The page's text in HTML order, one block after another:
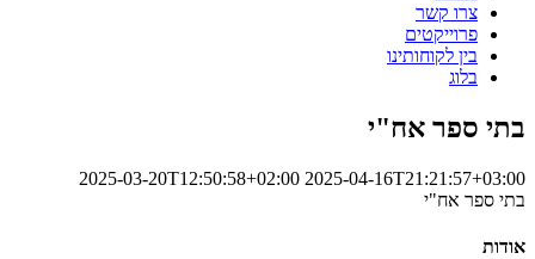
צרו קשר
פרוייקטים
בין לקוחותינו
בלוג
בתי ספר אח"י
2025-03-20T12:50:58+02:00 2025-04-16T21:21:57+03:00
בתי ספר אח"י
אודות